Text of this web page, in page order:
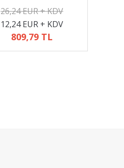
26,24 EUR + KDV
12,24 EUR + KDV
809,79 TL